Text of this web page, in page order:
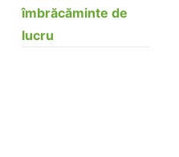
îmbrăcăminte de
lucru